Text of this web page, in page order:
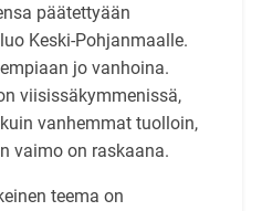
päätettyään
Keski-Pohjanmaalle.
jo vanhoina.
viisissäkymmenissä,
vanhemmat tuolloin,
vaimo on raskaana.
teema on